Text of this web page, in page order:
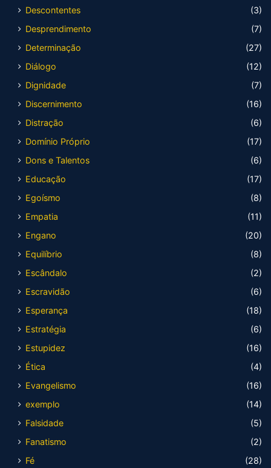
Descontentes
(3)
Desprendimento
(7)
Determinação
(27)
Diálogo
(12)
Dignidade
(7)
Discernimento
(16)
Distração
(6)
Domínio Próprio
(17)
Dons e Talentos
(6)
Educação
(17)
Egoísmo
(8)
Empatia
(11)
Engano
(20)
Equilíbrio
(8)
Escândalo
(2)
Escravidão
(6)
Esperança
(18)
Estratégia
(6)
Estupidez
(16)
Ética
(4)
Evangelismo
(16)
exemplo
(14)
Falsidade
(5)
Fanatismo
(2)
Fé
(28)